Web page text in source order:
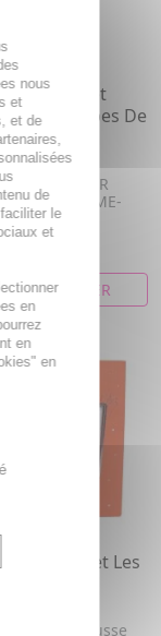
Filler
- Coffret
Tous Types De
rides
TIME-FILLER
5XP 30ml TIME-
15...
AU PANIER
Coffret Les
Anti-âge
: -
Cleanser Mousse
nous
et
et de
de
le
et
en
en
en